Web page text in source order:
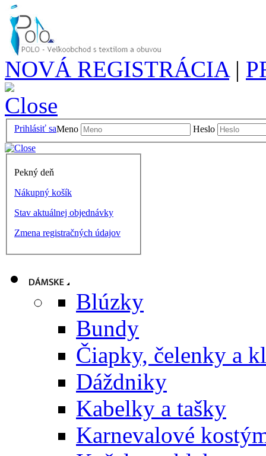
NOVÁ REGISTRÁCIA|
Meno Heslo
Prihlásiť sa
Pekný deň
Nákupný košík
Stav aktuálnej objednávky
Zmena registračných údajov
Blúzky
Bundy
Čiapky, čelenky a
Dáždniky
Kabelky a tašky
Karnevalové